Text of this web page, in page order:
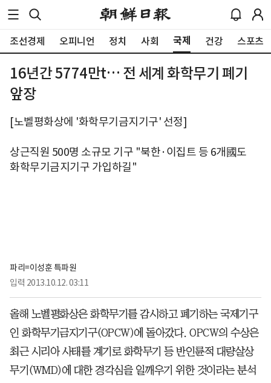
조선경제 오피니언 정치 사회 국제 건강 스포츠
16년간 5774만t… 전 세계 화학무기 폐기
앞장
[노벨평화상에 '화학무기금지기구' 선정]
상근직원 500명 소규모 기구 "북한·이집트 등 6개國도
화학무기금지기구 가입하길"
파리=이성훈 특파원
입력 2013.10.12. 03:11
올해 노벨평화상은 화학무기를 감시하고 폐기하는 국제기구
인 화학무기금지기구(OPCW)에 돌아갔다. OPCW의 수상은
최근 시리아 사태를 계기로 화학무기 등 반인륜적 대량살상
무기(WMD)에 대한 경각심을 일깨우기 위한 것이라는 분석